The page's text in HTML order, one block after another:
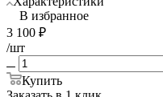
В избранное
3 100 ₽
/шт
Купить